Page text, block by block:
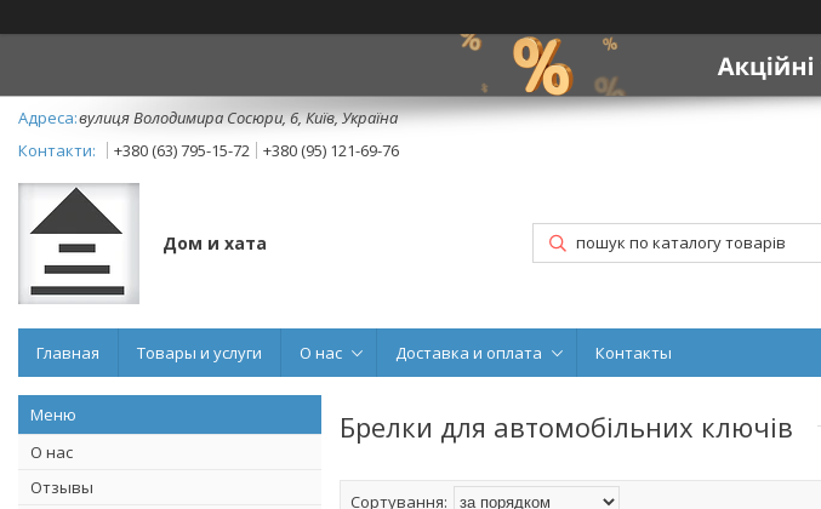
вулиця Володимира Сосюри, 6, Київ, Україна
+380 (63) 795-15-72
+380 (95) 121-69-76
Дом и хата
Главная Товары и услуги О нас Доставка и оплата Контакты
О нас
Отзывы
Брелки для автомобільних ключів